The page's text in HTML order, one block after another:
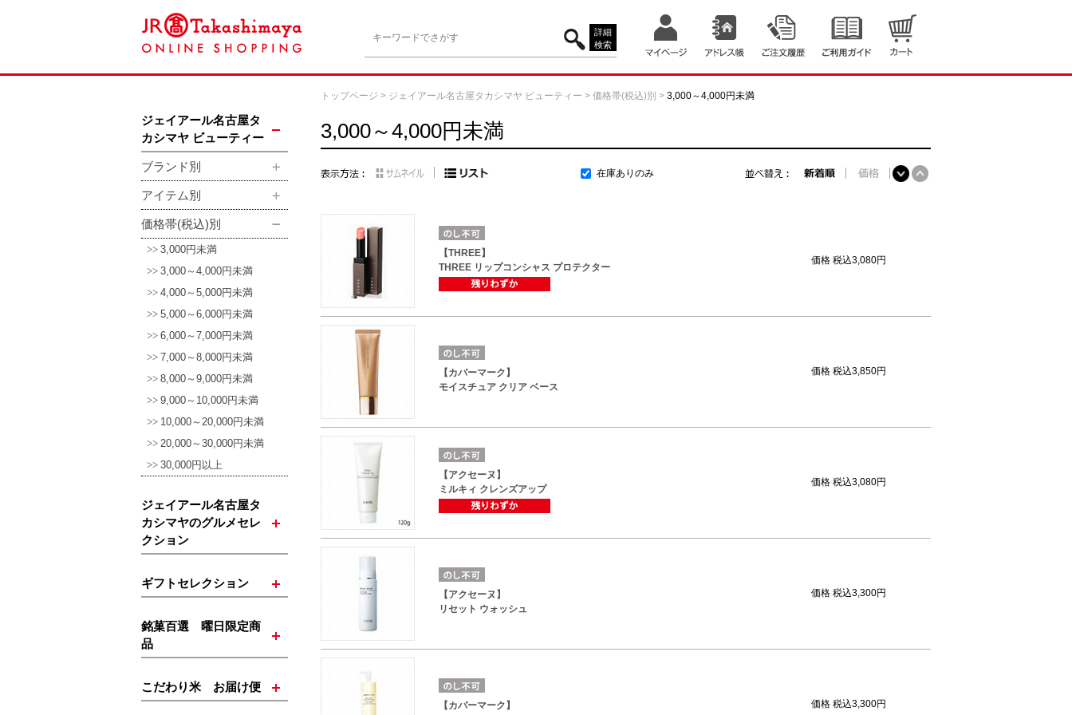
詳細
検索
ジェイアール名古屋タ
カシマヤ ビューティー
ブランド別
アイテム別
価格帯(税込)別
3,000円未満
3,000～4,000円未満
4,000～5,000円未満
5,000～6,000円未満
6,000～7,000円未満
7,000～8,000円未満
8,000～9,000円未満
9,000～10,000円未満
10,000～20,000円未満
20,000～30,000円未満
30,000円以上
ジェイアール名古屋タ
カシマヤのグルメセレ
クション
ギフトセレクション
銘菓百選 曜日限定商
品
こだわり米 お届け便
トップページ > ジェイアール名古屋タカシマヤ ビューティー > 価格帯(税込)別 > 3,000～4,000円未満
3,000～4,000円未満
在庫ありのみ
【THREE】
THREE リップコンシャス プロテクター
価格 税込3,080円
【カバーマーク】
モイスチュア クリア ベース
価格 税込3,850円
【アクセーヌ】
ミルキィ クレンズアップ
価格 税込3,080円
【アクセーヌ】
リセット ウォッシュ
価格 税込3,300円
【カバーマーク】
価格 税込3,300円